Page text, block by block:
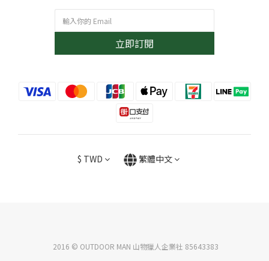
立即訂閱
$ TWD 繁體中文
2016 © OUTDOOR MAN 山物獵人企業社 85643383